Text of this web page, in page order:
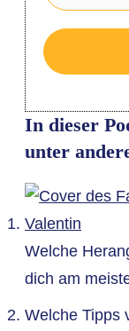
In dieser
unter
Welche
dich am
Welche Tipps